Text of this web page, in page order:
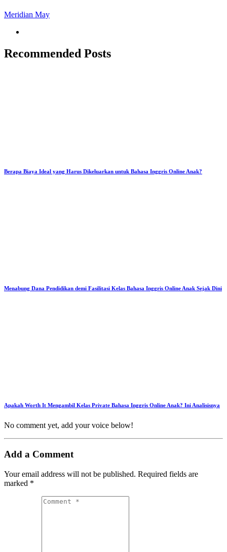
Meridian May
Recommended Posts
Berapa Biaya Ideal yang Harus Dikeluarkan untuk Bahasa Inggris Online Anak?
Menabung Dana Pendidikan demi Fasilitasi Kelas Bahasa Inggris Online Anak Sejak Dini
Apakah Worth It Mengambil Kelas Private Bahasa Inggris Online Anak? Ini Analisisnya
No comment yet, add your voice below!
Add a Comment
Your email address will not be published. Required fields are
marked *